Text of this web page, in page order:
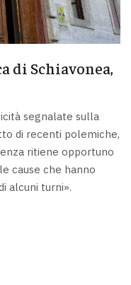
di Schiavonea,
segnalate sulla
di recenti polemiche,
ritiene opportuno
cause che hanno
alcuni turni».